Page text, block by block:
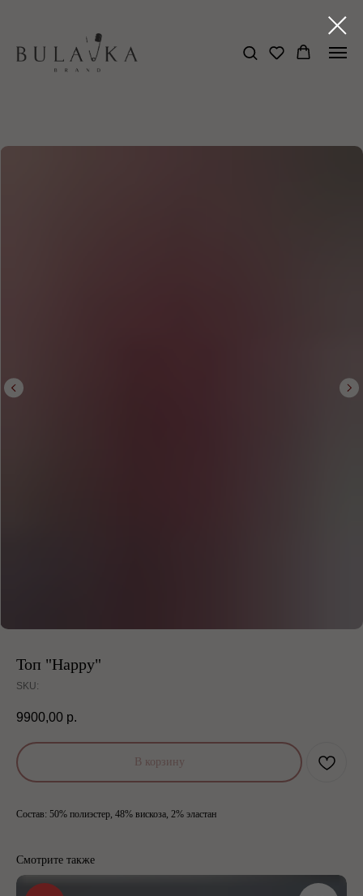
Топ "Happy"
SKU:
9900,00 р.
В корзину
Состав: 50% полиэстер, 48% вискоза, 2% эластан
Смотрите также